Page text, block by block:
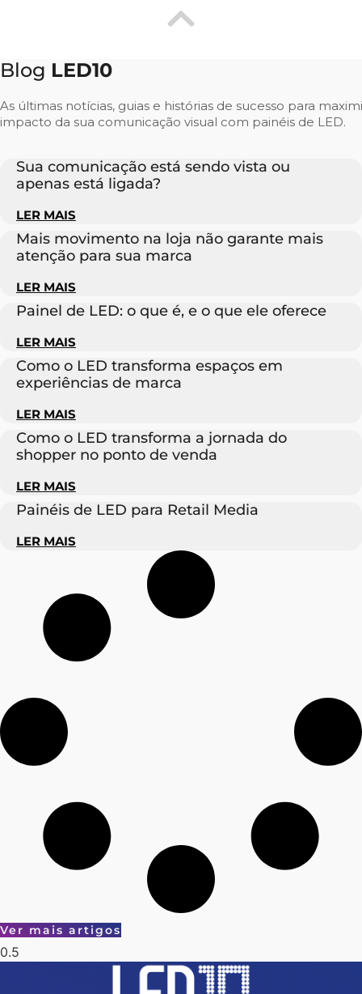
Blog LED10
As últimas notícias, guias e histórias de sucesso para
impacto da sua comunicação visual com painéis de LED.
Sua comunicação está sendo vista ou
apenas está ligada?
LER MAIS
Mais movimento na loja não garante mais
atenção para sua marca
LER MAIS
Painel de LED: o que é, e o que ele oferece
LER MAIS
Como o LED transforma espaços em
experiências de marca
LER MAIS
Como o LED transforma a jornada do
shopper no ponto de venda
LER MAIS
Painéis de LED para Retail Media
LER MAIS
Ver mais artigos